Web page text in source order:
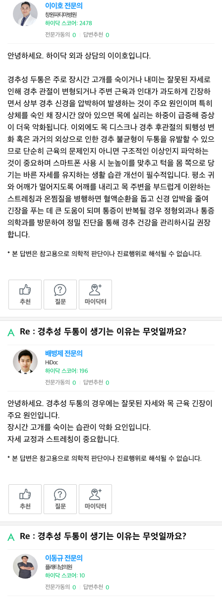
이이호 전문의
창원파티마병원
하이닥 스코어: 2478
전문가동의 0 답변추천 0
안녕하세요. 하이닥 외과 상담의 이이호입니다.
경추성 두통은 주로 장시간 고개를 숙이거나 내미는 잘못된 자세로
인해 경추 관절이 변형되거나 주변 근육과 인대가 과도하게 긴장하
면서 상부 경추 신경을 압박하여 발생하는 것이 주요 원인이며 특히
상체를 숙인 채 장시간 앉아 있으면 목에 실리는 하중이 급증해 증상
이 더욱 악화됩니다. 이외에도 목 디스크나 경추 후관절의 퇴행성 변
화 혹은 과거의 외상으로 인한 경추 불균형이 두통을 유발할 수 있으
므로 단순히 근육의 문제인지 아니면 구조적인 이상인지 파악하는
것이 중요하며 스마트폰 사용 시 눈높이를 맞추고 턱을 몸 쪽으로 당
기는 바른 자세를 유지하는 생활 습관 개선이 필수적입니다. 평소 귀
와 어깨가 멀어지도록 어깨를 내리고 목 주변을 부드럽게 이완하는
스트레칭과 온찜질을 병행하면 혈액순환을 돕고 신경 압박을 줄여
긴장을 푸는 데 큰 도움이 되며 통증이 반복될 경우 정형외과나 통증
의학과를 방문하여 정밀 진단을 통해 경추 건강을 관리하시길 권장
합니다.
* 본 답변은 참고용으로 의학적 판단이나 진료행위로 해석될 수 없습니다.
추천 질문 마이닥터
Re : 경추성 두통이 생기는 이유는 무엇일까요?
배병제 전문의
HiDoc
하이닥 스코어: 196
전문가동의 0 답변추천 0
안녕하세요. 경추성 두통의 경우에는 잘못된 자세와 목 근육 긴장이
주요 원인입니다.
장시간 고개를 숙이는 습관이 악화 요인입니다.
자세 교정과 스트레칭이 중요합니다.
* 본 답변은 참고용으로 의학적 판단이나 진료행위로 해석될 수 없습니다.
추천 질문 마이닥터
Re : 경추성 두통이 생기는 이유는 무엇일까요?
이동규 전문의
플래티넘의원
하이닥 스코어: 10
전문가동의 0 답변추천 0